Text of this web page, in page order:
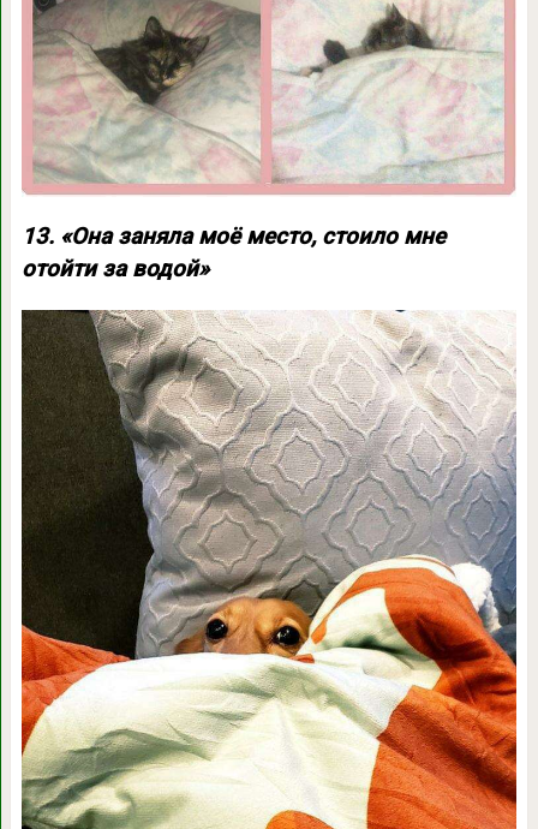
13. «Она заняла моё место, стоило мне
отойти за водой»